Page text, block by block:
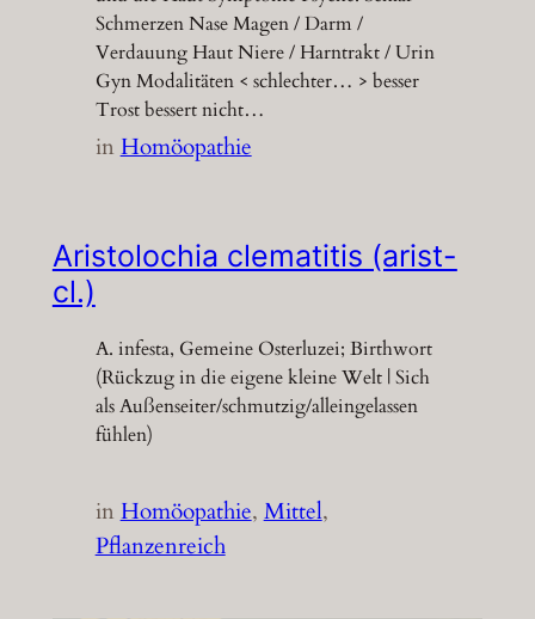
Schmerzen Nase Magen / Darm /
Verdauung Haut Niere / Harntrakt / Urin
Gyn Modalitäten < schlechter… > besser
Trost bessert nicht…
inHomöopathie
Aristolochia clematitis (arist-
cl.)
A. infesta, Gemeine Osterluzei; Birthwort
(Rückzug in die eigene kleine Welt | Sich
als Außenseiter/schmutzig/alleingelassen
fühlen)
inHomöopathie, Mittel
Pflanzenreich